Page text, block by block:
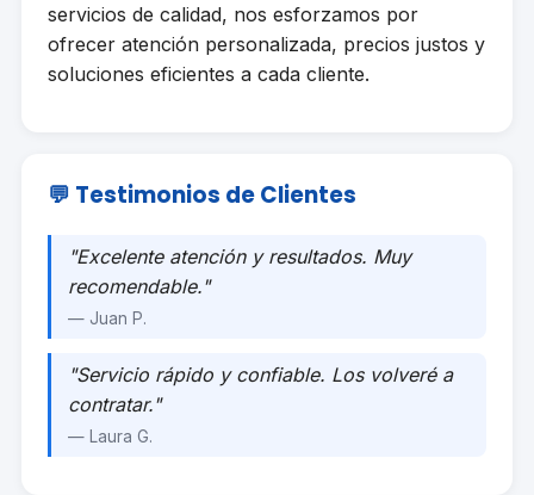
servicios de calidad, nos esforzamos por
ofrecer atención personalizada, precios justos y
soluciones eficientes a cada cliente.
💬 Testimonios de Clientes
"Excelente atención y resultados. Muy
recomendable."
— Juan P.
"Servicio rápido y confiable. Los volveré a
contratar."
— Laura G.